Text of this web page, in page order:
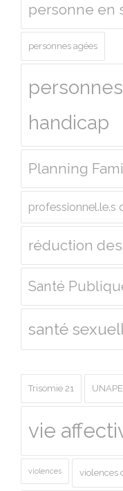
personne en
personnes agées
handicap
Planning
professionnel.le.s
réduction
Santé
santé
Trisomie 21
vie
violences violences